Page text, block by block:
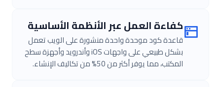
كفاءة العمل عبر الأنظمة الأساسية
قاعدة كود موحدة واحدة منشورة على الويب تعمل
بشكل طبيعي على واجهات iOS وأندرويد وأجهزة سطح
المكتب، مما يوفر أكثر من 50% من تكاليف الإنشاء.